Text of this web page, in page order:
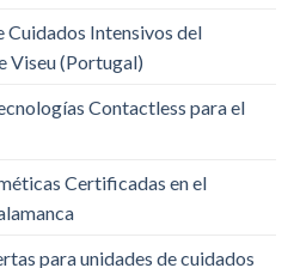
Cuidados Intensivos del
Viseu (Portugal)
Contactless para el
Certificadas en el
para unidades de cuidados